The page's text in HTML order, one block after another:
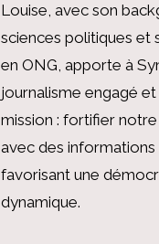
Louise, avec son
sciences politiques et
en ONG, apporte à
journalisme engagé
mission : fortifier
avec des informations
favorisant une
dynamique.